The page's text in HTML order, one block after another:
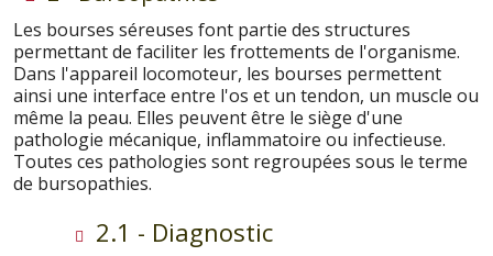
Les bourses séreuses font partie des structures
permettant de faciliter les frottements de l'organisme.
Dans l'appareil locomoteur, les bourses permettent
ainsi une interface entre l'os et un tendon, un muscle ou
même la peau. Elles peuvent être le siège d'une
pathologie mécanique, inflammatoire ou infectieuse.
Toutes ces pathologies sont regroupées sous le terme
de bursopathies.
2.1 - Diagnostic